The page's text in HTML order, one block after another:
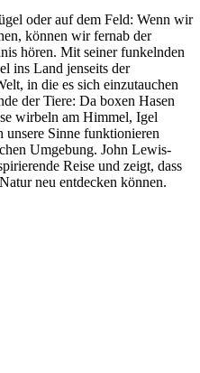
oder auf dem Feld: Wenn wir
können wir fernab der
hören. Mit seiner funkelnden
ins Land jenseits der
in die es sich einzutauchen
der Tiere: Da boxen Hasen
wirbeln am Himmel, Igel
unsere Sinne funktionieren
Umgebung. John Lewis-
Reise und zeigt, dass
neu entdecken können.